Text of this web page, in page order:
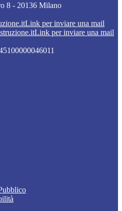
8 - 20136 Milano
Link per inviare una mail
Link per inviare una mail